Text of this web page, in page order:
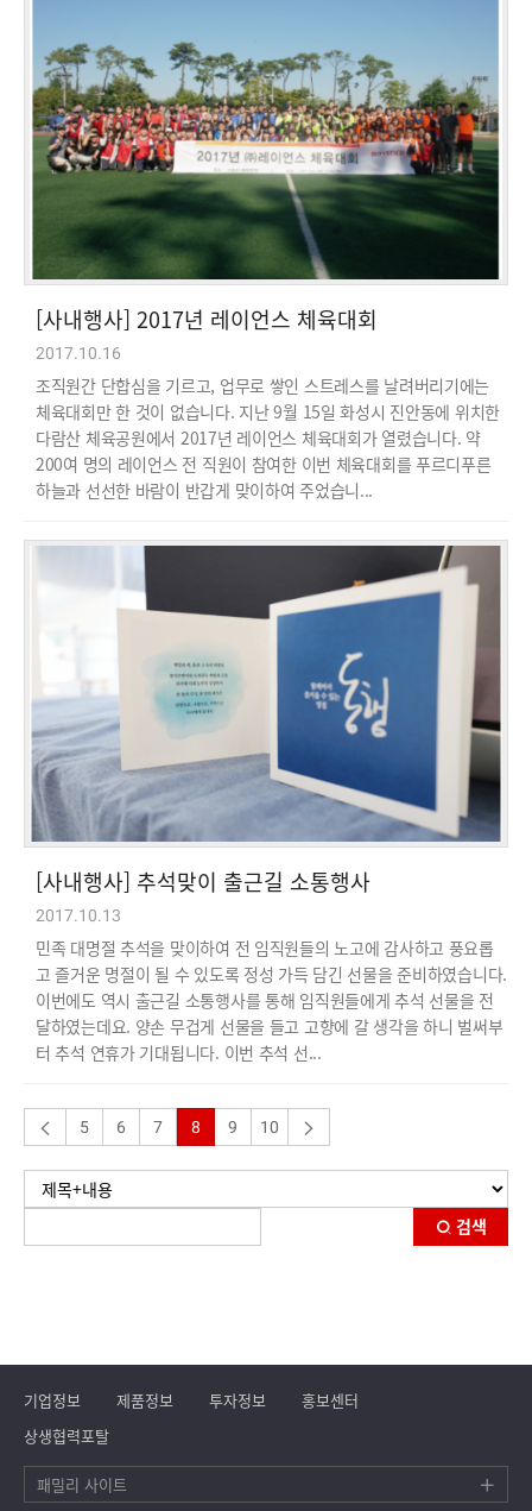
[사내행사] 2017년 레이언스 체육대회
2017.10.16
조직원간 단합심을 기르고, 업무로 쌓인 스트레스를 날려버리기에는
체육대회만 한 것이 없습니다. 지난 9월 15일 화성시 진안동에 위치한
다람산 체육공원에서 2017년 레이언스 체육대회가 열렸습니다. 약
200여 명의 레이언스 전 직원이 참여한 이번 체육대회를 푸르디푸른
하늘과 선선한 바람이 반갑게 맞이하여 주었습니...
[사내행사] 추석맞이 출근길 소통행사
2017.10.13
민족 대명절 추석을 맞이하여 전 임직원들의 노고에 감사하고 풍요롭
고 즐거운 명절이 될 수 있도록 정성 가득 담긴 선물을 준비하였습니다.
이번에도 역시 출근길 소통행사를 통해 임직원들에게 추석 선물을 전
달하였는데요. 양손 무겁게 선물을 들고 고향에 갈 생각을 하니 벌써부
터 추석 연휴가 기대됩니다. 이번 추석 선...
5 6 7 8 9 10
검색
기업정보 제품정보 투자정보
홍보센터
상생협력포탈
패밀리 사이트